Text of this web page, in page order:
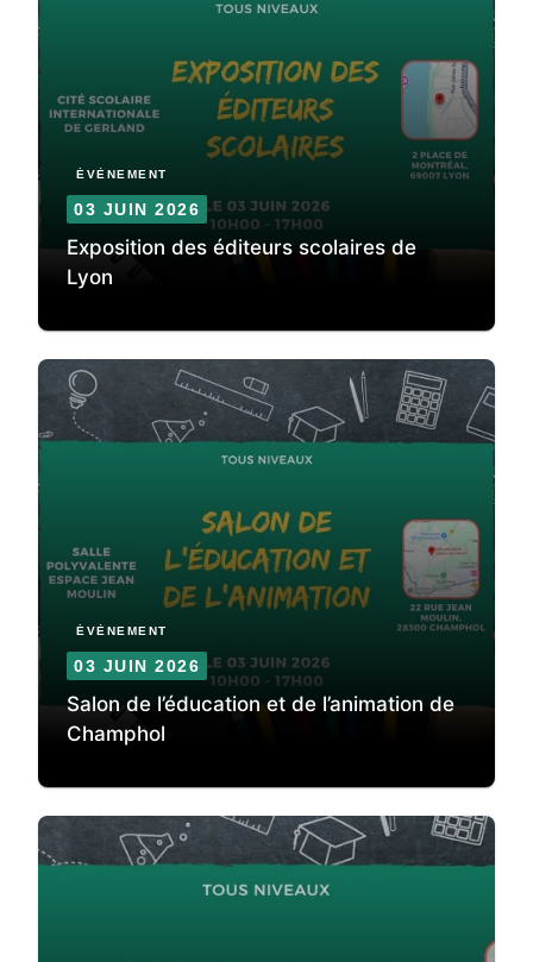
ÉVÈNEMENT
03 JUIN 2026
Exposition des éditeurs scolaires de
Lyon
ÉVÈNEMENT
03 JUIN 2026
Salon de l’éducation et de l’animation de
Champhol